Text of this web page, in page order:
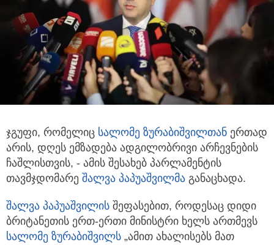
ჯგუფი, რომელიც სალომე ზურაბიშვილთან ერთად
არის, დღეს ემზადება ადგილობრივი არჩევნების
ჩაშლისთვის, - ამის შესახებ პარლამენტის
თავმჯდომარე შალვა პაპუაშვილმა განაცხადა.
შალვა პაპუაშვილის შეფასებით, როდესაც დიდი
ბრიტანეთის ერთ-ერთი მინისტრი ხელს ართმევს
სალომე ზურაბიშვილს „ამით ახალისებს მათ